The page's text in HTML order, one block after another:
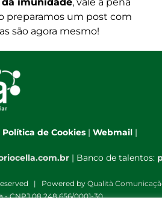
preparamos um post com
são agora mesmo!
Política de Cookies| Webmail|
| Banco de talentos:
| Powered by Qualità
- CNPJ 08.248.656/0001-30